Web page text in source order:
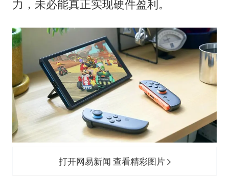
力，未必能真正实现硬件盈利。
打开网易新闻 查看精彩图片